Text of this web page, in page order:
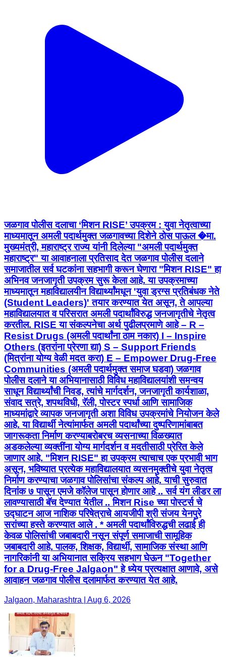
जळगाव पोलीस दलाचा ‘मिशन RISE’ उपक्रम : युवा नेतृत्वाच्या
माध्यमातून अमली पदार्थमुक्त जळगावच्या दिशेने ठोस पाऊल �मा.
मुख्यमंत्री, महाराष्ट्र राज्य यांनी दिलेल्या "अमली पदार्थमुक्त
महाराष्ट्र" या आवाहनाला प्रतिसाद देत जळगाव पोलीस दलाने
समाजातील सर्व घटकांना सहभागी करून घेणारा "मिशन RISE" हा
अभिनव जनजागृती उपक्रम सुरू केला आहे. या उपक्रमाच्या
माध्यमातून महाविद्यालयीन विद्यार्थ्यांमधून 'युवा ड्रग्स प्रतिबंधक नेते
(Student Leaders)' तयार करण्यात येत असून, ते आपल्या
महाविद्यालयात व परिसरात अमली पदार्थांविरुद्ध जनजागृतीचे नेतृत्व
करतील. RISE या संकल्पनेचा अर्थ पुढीलप्रमाणे आहे – R –
Resist Drugs (अमली पदार्थांना ठाम नकार) I – Inspire
Others (इतरांना प्रेरणा द्या) S – Support Friends
(मित्रांना योग्य वेळी मदत करा) E – Empower Drug-Free
Communities (अमली पदार्थमुक्त समाज घडवा) जळगाव
पोलीस दलाने या अभियानासाठी विविध महाविद्यालयांशी समन्वय
साधून विद्यार्थ्यांची निवड, त्यांचे मार्गदर्शन, जनजागृती कार्यशाळा,
संवाद सत्रे, शपथविधी, रॅली, पोस्टर स्पर्धा आणि सामाजिक
माध्यमांद्वारे व्यापक जनजागृती अशा विविध उपक्रमांचे नियोजन केले
आहे. या विद्यार्थी नेत्यांमार्फत अमली पदार्थांच्या दुष्परिणामांबाबत
जागरूकता निर्माण करण्याबरोबरच व्यसनाच्या विळख्यात
अडकलेल्या व्यक्तींना योग्य मार्गदर्शन व मदतीसाठी प्रेरित केले
जाणार आहे. "मिशन RISE" हा उपक्रम त्याचाच एक प्रभावी भाग
असून, भविष्यात प्रत्येक महाविद्यालयात व्यसनमुक्तीचे युवा नेतृत्व
निर्माण करण्याचा जळगाव पोलिसांचा संकल्प आहे. याची सुरुवात
दिनांक ७ पासून एमजे कॉलेज पासून होणार आहे .. सर्व यंग लीडर ला
लावण्यासाठी बॅच देण्यात येतील .. मिशन Rise च्या पोस्टर्स चे
उद्घाटन आज नाशिक परिषेत्राचे आयजीपी श्री संजय येनपुरे
सरांच्या हस्ते करण्यात आले . * अमली पदार्थांविरुद्धची लढाई ही
केवळ पोलिसांची जबाबदारी नसून संपूर्ण समाजाची सामूहिक
जबाबदारी आहे. पालक, शिक्षक, विद्यार्थी, सामाजिक संस्था आणि
नागरिकांनी या अभियानात सक्रिय सहभाग घेऊन "Together
for a Drug-Free Jalgaon" हे ध्येय प्रत्यक्षात आणावे, असे
आवाहन जळगाव पोलीस दलामार्फत करण्यात येत आहे.
Jalgaon, Maharashtra | Aug 6, 2026